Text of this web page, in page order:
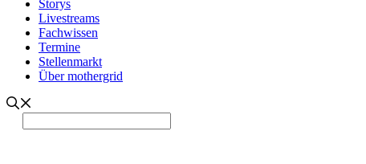
Storys
Livestreams
Fachwissen
Termine
Stellenmarkt
Über mothergrid